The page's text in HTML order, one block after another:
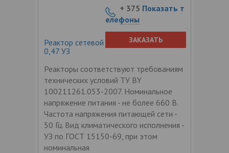
Реактор сетевой трехфазный РТСС-63-
0,47 УЗ
Реакторы соответствуют требованиям
технических условий ТУ BY
100211261.053-2007. Номинальное
напряжение питания - не более 660 В.
Частота напряжения питающей сети -
50 Гц. Вид климатического исполнения -
УЗ по ГОСТ 15150-69, при этом
номинальная
+ 375 Показать т
елефоны
ЗАКАЗАТЬ